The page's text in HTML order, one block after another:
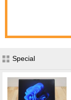
Special